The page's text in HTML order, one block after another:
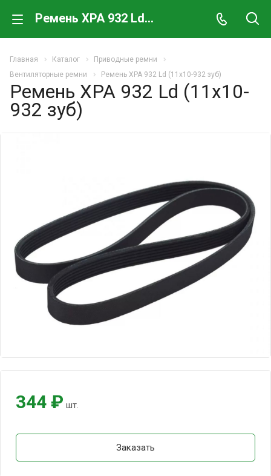
Ремень XPA 932 Ld (11х10-932 зуб)
Главная Каталог
Приводные ремни
Вентиляторные ремни
Ремень XPA 932 Ld (11х10-932 зуб)
Ремень XPA 932 Ld (11х10-
932 зуб)
344 ₽ шт.
Заказать